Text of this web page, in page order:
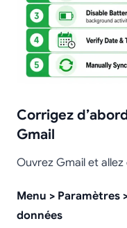
Corrigez
Gmail
Ouvrez Gmail et allez
Menu > Paramètres
données